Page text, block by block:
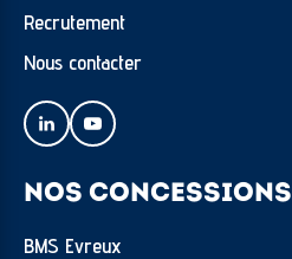
Recrutement
Nous contacter
NOS CONCESSIONS
BMS Evreux